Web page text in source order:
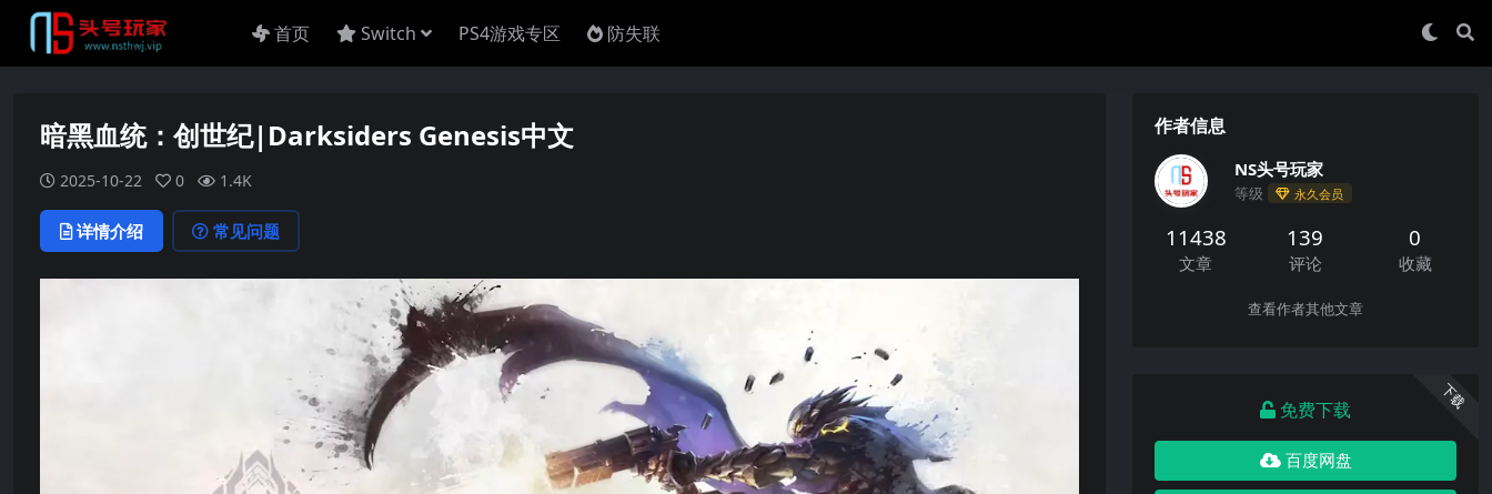
首页 Switch PS4游戏专区 防失联
暗黑血统：创世纪|Darksiders Genesis中文
2025-10-22 0 1.4K
详情介绍 常见问题
作者信息
NS头号玩家
等级 永久会员
11438
文章
139
评论
0
收藏
查看作者其他文章
下载
免费下载
百度网盘